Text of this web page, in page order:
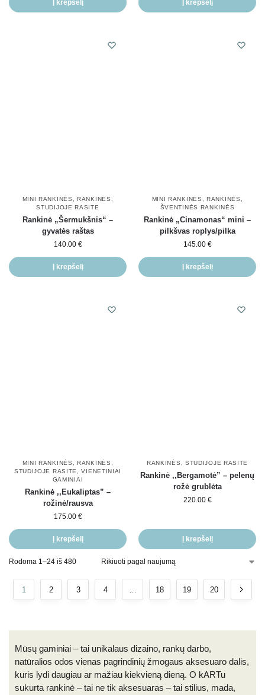
Į krepšelį Į krepšelį
MINI RANKINĖS ,RANKINĖS
STUDIJOJE RASITE
Rankinė „Šermukšnis“ –
gyvatės raštas
140.00 €
Į krepšelį
MINI RANKINĖS ,RANKINĖS
ŠVENTINĖS RANKINĖS
Rankinė „Cinamonas“ mini –
pilkšvas roplys/pilka
145.00 €
Į krepšelį
MINI RANKINĖS ,RANKINĖS
STUDIJOJE RASITE
,VIENETINIAI
GAMINIAI
Rankinė ,,Eukaliptas” –
rožinė/rausva
175.00 €
Į krepšelį
RANKINĖS STUDIJOJE RASITE
Rankinė ,,Bergamotė” – pelenų
rožė grublėta
220.00 €
Į krepšelį
Rodoma 1–24 iš 480
1 2 3 4 … 18 19 20
Mūsų gaminiai – tai unikalaus dizaino, rankų darbo,
natūralios odos vienas pagrindinių žmogaus aksesuaro dalis,
kuris lydi daugiau ar mažiau kiekvieną dieną. O kARTu
sukurta rankinė – tai ne tik aksesuaras – tai stilius, mada,